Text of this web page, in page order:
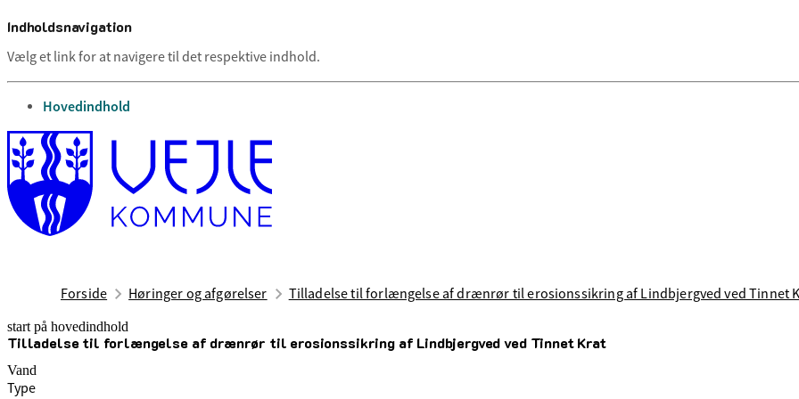
Indholdsnavigation
Vælg et link for at navigere til det respektive indhold.
gå til
Hovedindhold
Forside Høringer og afgørelser Tilladelse til forlængelse af drænrør til erosionssikring af Lindbjergved ved Tinnet
start på hovedindhold
Tilladelse til forlængelse af drænrør til erosionssikring af Lindbjergved ved Tinnet Krat
senest opdateret 24. juni 2026
Vand
Type